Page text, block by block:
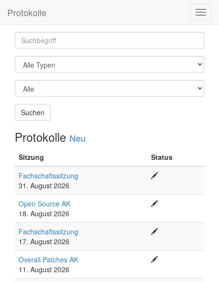
Protokolle
Suchen
Protokolle Neu
Sitzung
Status
Fachschaftssitzung
31. August 2026
Open Source AK
18. August 2026
Fachschaftssitzung
17. August 2026
Overall Patches AK
11. August 2026